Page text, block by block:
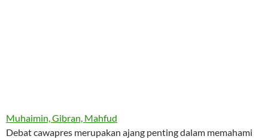
Muhaimin, Gibran, Mahfud
Debat cawapres merupakan ajang penting dalam memahami